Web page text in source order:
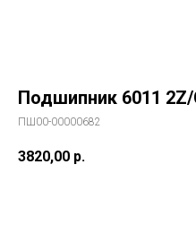
Подшипник 6011 2Z/
ПШ00-00000682
3820,00 р.